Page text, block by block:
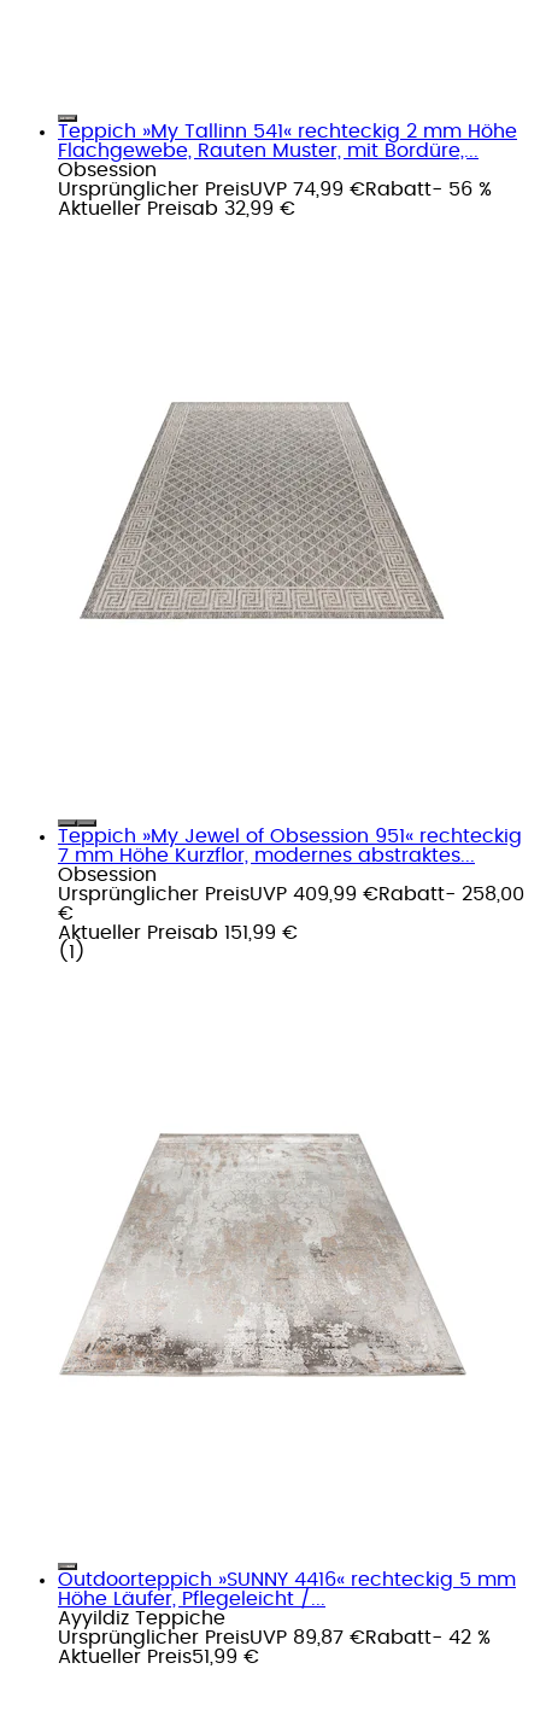
Teppich »My Tallinn 541« rechteckig 2 mm Höhe
Flachgewebe, Rauten Muster, mit Bordüre,...
Obsession
Ursprünglicher PreisUVP 74,99 €Rabatt- 56 %
Aktueller Preisab 32,99 €
Teppich »My Jewel of Obsession 951« rechteckig
7 mm Höhe Kurzflor, modernes abstraktes...
Obsession
Ursprünglicher PreisUVP 409,99 €Rabatt- 258,00
€
Aktueller Preisab 151,99 €
( 1 )
Outdoorteppich »SUNNY 4416« rechteckig 5 mm
Höhe Läufer, Pflegeleicht /...
Ayyildiz Teppiche
Ursprünglicher PreisUVP 89,87 €Rabatt- 42 %
Aktueller Preis51,99 €